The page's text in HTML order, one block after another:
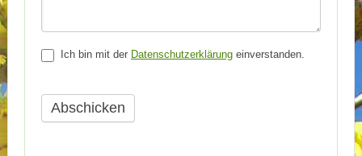
Ich bin mit der Datenschutzerklärungeinverstanden.
Abschicken